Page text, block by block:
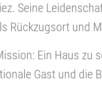
Seine
Rückzugsort und
Ein Haus zu
Gast und die